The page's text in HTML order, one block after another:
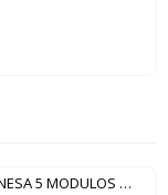
CONJUNTO COCINA CAMPONESA 5 MODULOS NESHER FENDI|FREIJO